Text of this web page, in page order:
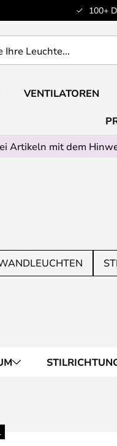
100+
VENTILATOREN
Artikeln mit dem